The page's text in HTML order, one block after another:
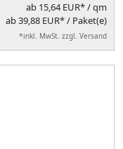
ab 15,64 EUR*/ qm
ab 39,88 EUR* / Paket(e)
*inkl. MwSt. zzgl. Versand